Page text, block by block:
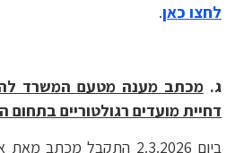
לחצו כאן.
ג. מכתב מענה מטעם המשרד
דחיית מועדים רגולטוריים בתחום
ביום 2.3.2026 התקבל